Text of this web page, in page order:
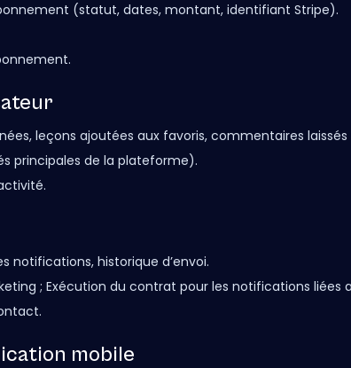
(statut, dates, montant, identifiant Stripe).
leçons ajoutées aux favoris, commentaires
principales de la plateforme).
notifications, historique d’envoi.
; Exécution du contrat pour les notifications liées
mobile